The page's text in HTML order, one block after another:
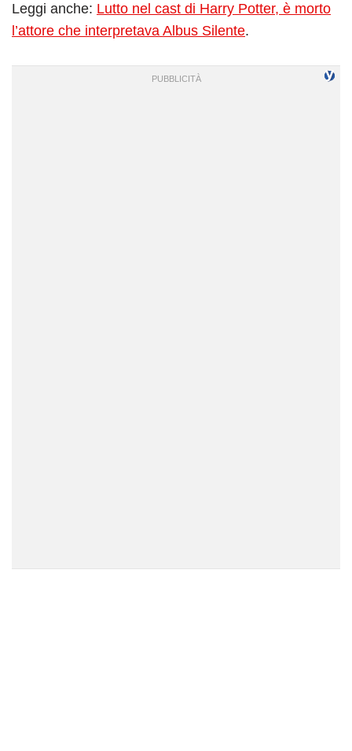
Leggi anche: Lutto nel cast di Harry Potter, è morto
l’attore che interpretava Albus Silente.